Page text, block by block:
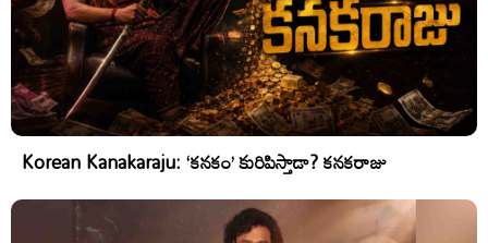
Korean Kanakaraju: ‘కనకం’ కురిపిస్తాడా? కనకరాజు